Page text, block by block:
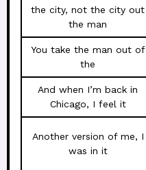
the city, not the city out
the man
You take the man out of
the
And when I’m back in
Chicago, I feel it
Another version of me, I
was in it